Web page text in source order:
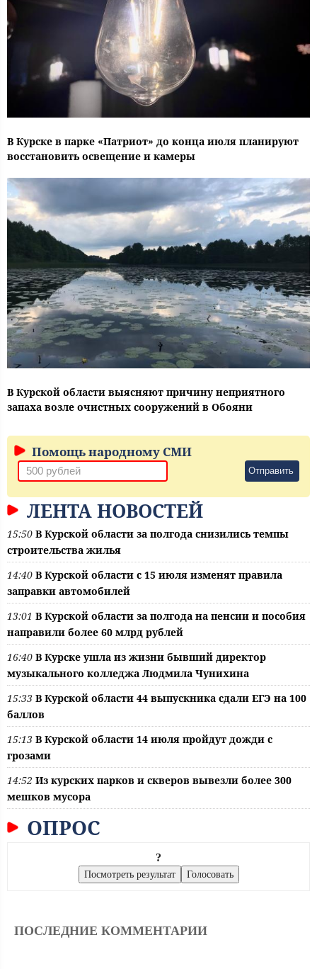
В Курске в парке «Патриот» до конца июля планируют
восстановить освещение и камеры
В Курской области выясняют причину неприятного
запаха возле очистных сооружений в Обояни
Помощь народному СМИ
Отправить
ЛЕНТА НОВОСТЕЙ
15:50 В Курской области за полгода снизились темпы
строительства жилья
14:40 В Курской области с 15 июля изменят правила
заправки автомобилей
13:01 В Курской области за полгода на пенсии и пособия
направили более 60 млрд рублей
16:40 В Курске ушла из жизни бывший директор
музыкального колледжа Людмила Чунихина
15:33 В Курской области 44 выпускника сдали ЕГЭ на 100
баллов
15:13 В Курской области 14 июля пройдут дожди с
грозами
14:52 Из курских парков и скверов вывезли более 300
мешков мусора
ОПРОС
?
ПОСЛЕДНИЕ КОММЕНТАРИИ